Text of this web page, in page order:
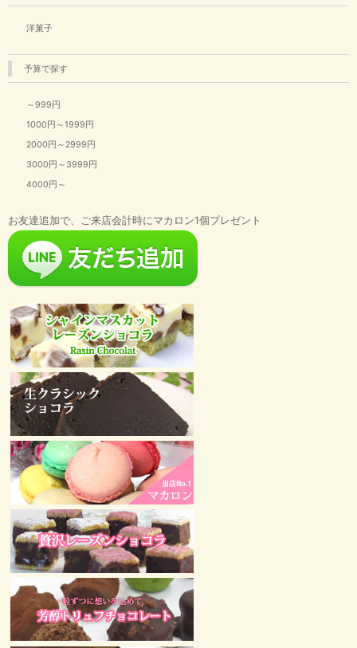
洋菓子
予算で探す
～999円
1000円～1999円
2000円～2999円
3000円～3999円
4000円～
お友達追加で、ご来店会計時にマカロン1個プレゼント